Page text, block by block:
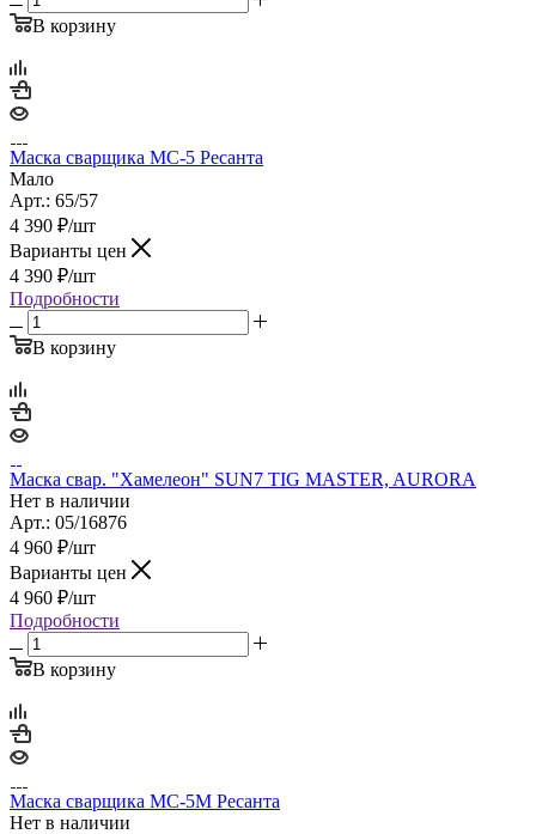
В корзину
Маска сварщика МС-5 Ресанта
Мало
Арт.: 65/57
4 390 ₽/шт
Варианты цен
4 390 ₽/шт
Подробности
В корзину
Маска свар. "Хамелеон" SUN7 TIG MASTER, AURORA
Нет в наличии
Арт.: 05/16876
4 960 ₽/шт
Варианты цен
4 960 ₽/шт
Подробности
В корзину
Маска сварщика МС-5М Ресанта
Нет в наличии